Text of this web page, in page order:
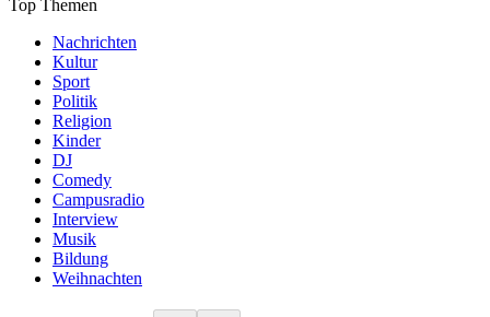
Top Themen
Nachrichten
Kultur
Sport
Politik
Religion
Kinder
DJ
Comedy
Campusradio
Interview
Musik
Bildung
Weihnachten